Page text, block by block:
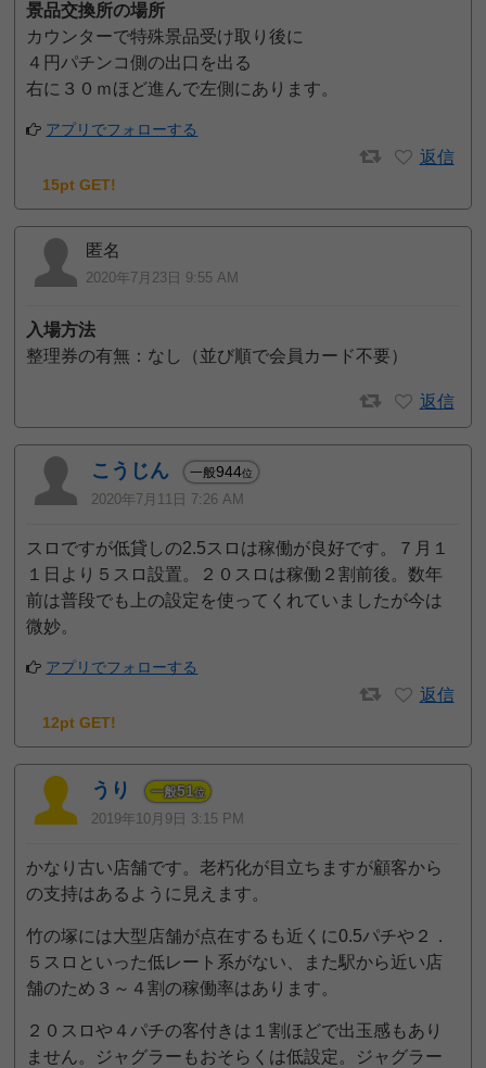
景品交換所の場所
カウンターで特殊景品受け取り後に
４円パチンコ側の出口を出る
右に３０ｍほど進んで左側にあります。
アプリでフォローする
返信
15pt GET!
匿名
2020年7月23日 9:55 AM
入場方法
整理券の有無：なし（並び順で会員カード不要）
返信
こうじん 一般944位
2020年7月11日 7:26 AM
スロですが低貸しの2.5スロは稼働が良好です。７月１
１日より５スロ設置。２０スロは稼働２割前後。数年
前は普段でも上の設定を使ってくれていましたが今は
微妙。
アプリでフォローする
返信
12pt GET!
うり 一般51位
2019年10月9日 3:15 PM
かなり古い店舗です。老朽化が目立ちますが顧客から
の支持はあるように見えます。
竹の塚には大型店舗が点在するも近くに0.5パチや２．
５スロといった低レート系がない、また駅から近い店
舗のため３～４割の稼働率はあります。
２０スロや４パチの客付きは１割ほどで出玉感もあり
ません。ジャグラーもおそらくは低設定。ジャグラー